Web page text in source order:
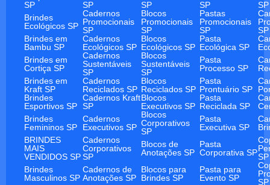
SP
SP
SP
SP
SP
Brindes
Ecológicos SP
Cadernos
Promocionais
SP
Blocos
Promocionais
SP
Pastas
Promocionais
SP
SP
Brindes em
Bambu SP
Cadernos
Ecológicos SP
Blocos
Ecológicos SP
Pasta
Ecológica SP
Brindes em
Cortiça SP
Cadernos
Sustentáveis
SP
Blocos
Sustentáveis
SP
Pasta
Processo SP
Brindes em
Kraft SP
Cadernos
Reciclados SP
Blocos
Reciclados SP
Pasta
Prontuário SP
Brindes
Esportivos SP
Cadernos Kraft
SP
Blocos
Executivos SP
Pasta
Reciclada SP
Brindes
Femininos SP
Cadernos
Executivos SP
Blocos
Corporativos
SP
Pasta
Executiva SP
BRINDES
MAIS
VENDIDOS SP
Cadernos
Corporativos
SP
Blocos de
Anotações SP
Pasta
Corporativa SPSP
Brindes
Masculinos SP
Cadernos de
Anotações SP
Blocos para
Brindes SP
Pasta para
Evento SP
SP